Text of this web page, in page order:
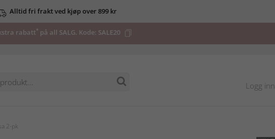
Alltid fri frakt ved kjøp over 899 kr
rabatt* på all SALG. Kode: SALE20
Logg inn
2-pk